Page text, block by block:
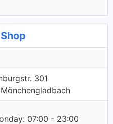
301
Mönchengladbach
07:00 - 23:00